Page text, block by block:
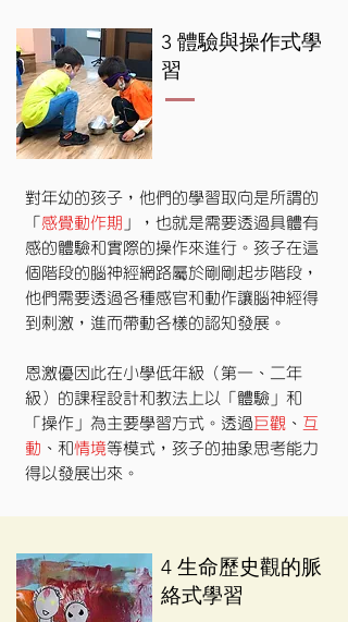
​3 體驗與操作式學
習
對年幼的孩子，他們的學習取向是所謂的
感覺動作期 」，也就是需要透過具體有
感的體驗和實際的操作來進行。孩子在這
個階段的腦神經網路屬於剛剛起步階段，
他們需要透過各種感官和動作讓腦神經得
到刺激，進而帶動各樣的認知發展。
恩激優因此在小學低年級（第一、二年
級）的課程設計和教法上以「體驗」和
「操作」為主要學習方式。 透過 巨觀 、 互
動 、和 情境等模式，孩子的抽象思考能力
得以發展出來。
4 生命歷史觀的脈
絡式學習